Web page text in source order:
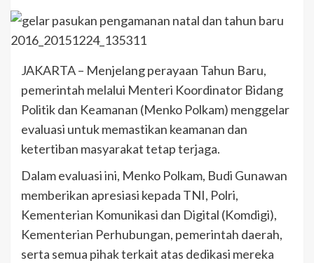
JAKARTA – Menjelang perayaan Tahun Baru,
pemerintah melalui Menteri Koordinator Bidang
Politik dan Keamanan (Menko Polkam) menggelar
evaluasi untuk memastikan keamanan dan
ketertiban masyarakat tetap terjaga.
Dalam evaluasi ini, Menko Polkam, Budi Gunawan
memberikan apresiasi kepada TNI, Polri,
Kementerian Komunikasi dan Digital (Komdigi),
Kementerian Perhubungan, pemerintah daerah,
serta semua pihak terkait atas dedikasi mereka